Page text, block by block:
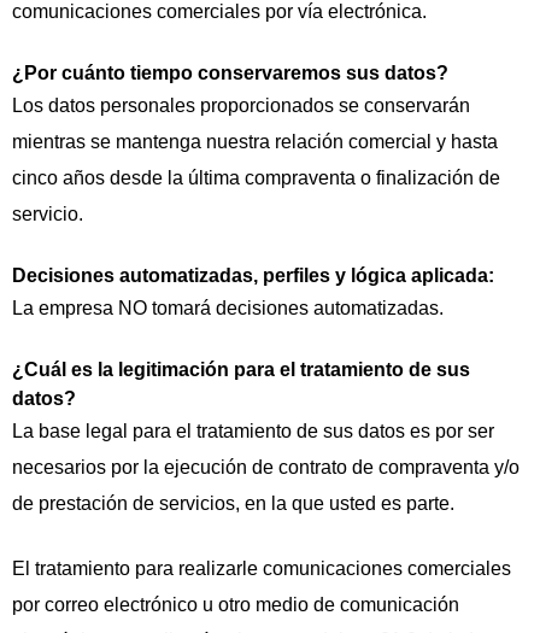
comunicaciones comerciales por vía electrónica.
¿Por cuánto tiempo conservaremos sus datos?
Los datos personales proporcionados se conservarán
mientras se mantenga nuestra relación comercial y hasta
cinco años desde la última compraventa o finalización de
servicio.
Decisiones automatizadas, perfiles y lógica aplicada:
La empresa NO tomará decisiones automatizadas.
¿Cuál es la legitimación para el tratamiento de sus
datos?
La base legal para el tratamiento de sus datos es por ser
necesarios por la ejecución de contrato de compraventa y/o
de prestación de servicios, en la que usted es parte.
El tratamiento para realizarle comunicaciones comerciales
por correo electrónico u otro medio de comunicación